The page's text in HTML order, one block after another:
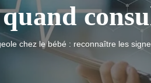
chez le bébé : reconnaître les